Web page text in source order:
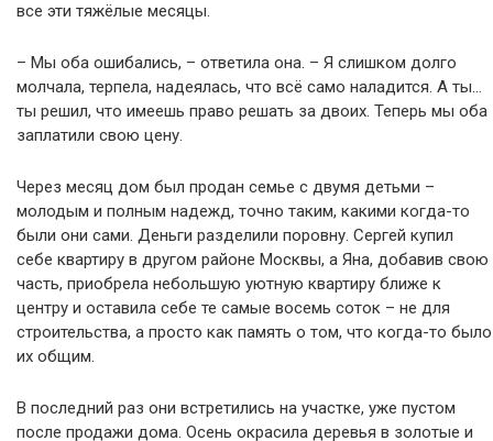
все эти тяжёлые месяцы.
– Мы оба ошибались, – ответила она. – Я слишком долго
молчала, терпела, надеялась, что всё само наладится. А ты…
ты решил, что имеешь право решать за двоих. Теперь мы оба
заплатили свою цену.
Через месяц дом был продан семье с двумя детьми –
молодым и полным надежд, точно таким, какими когда-то
были они сами. Деньги разделили поровну. Сергей купил
себе квартиру в другом районе Москвы, а Яна, добавив свою
часть, приобрела небольшую уютную квартиру ближе к
центру и оставила себе те самые восемь соток – не для
строительства, а просто как память о том, что когда-то было
их общим.
В последний раз они встретились на участке, уже пустом
после продажи дома. Осень окрасила деревья в золотые и